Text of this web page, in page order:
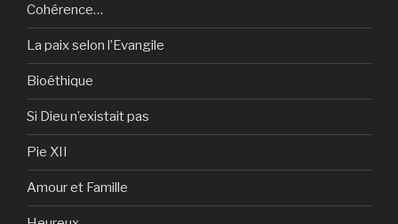
Cohérence…
La paix selon l’Evangile
Bioéthique
Si Dieu n’existait pas
Pie XII
Amour et Famille